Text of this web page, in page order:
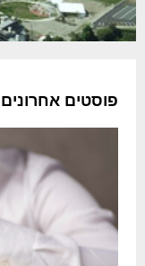
פוסטים אחרונים